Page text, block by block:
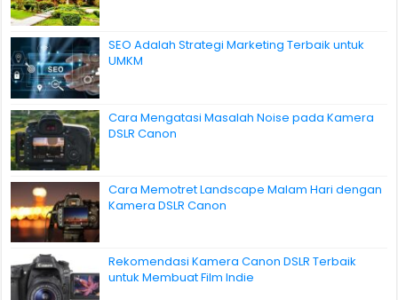
SEO Adalah Strategi Marketing Terbaik untuk
UMKM
Cara Mengatasi Masalah Noise pada Kamera
DSLR Canon
Cara Memotret Landscape Malam Hari dengan
Kamera DSLR Canon
Rekomendasi Kamera Canon DSLR Terbaik
untuk Membuat Film Indie